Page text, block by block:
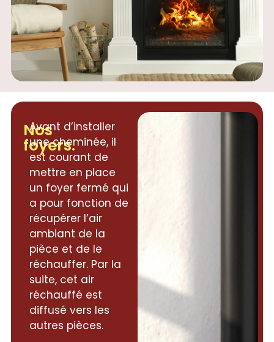
Nos
foyers.
Avant d’installer
une cheminée, il
est courant de
mettre en place
un foyer fermé qui
a pour fonction de
récupérer l’air
ambiant de la
pièce et de le
réchauffer. Par la
suite, cet air
réchauffé est
diffusé vers les
autres pièces.